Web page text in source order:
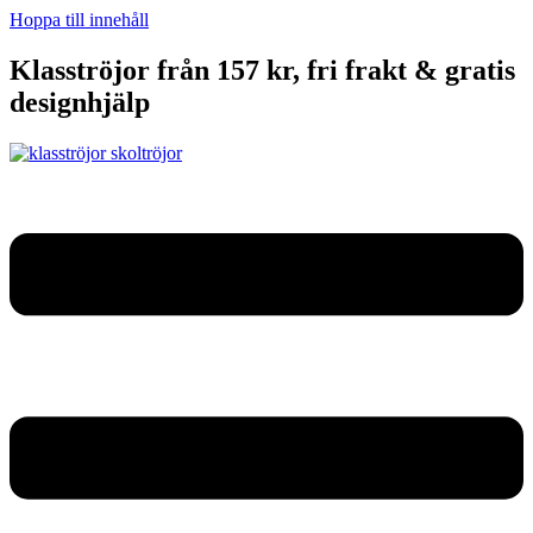
Hoppa till innehåll
Klasströjor från 157 kr, fri frakt & gratis
designhjälp